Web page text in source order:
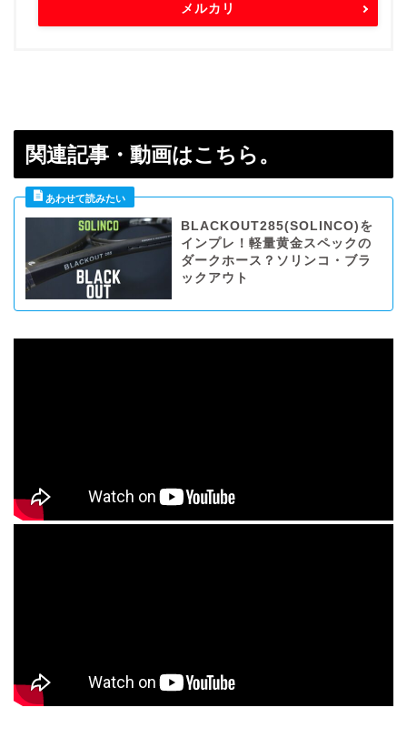
メルカリ
関連記事・動画はこちら。
BLACKOUT285(SOLINCO)を
インプレ！軽量黄金スペックの
ダークホース？ソリンコ・ブラ
ックアウト